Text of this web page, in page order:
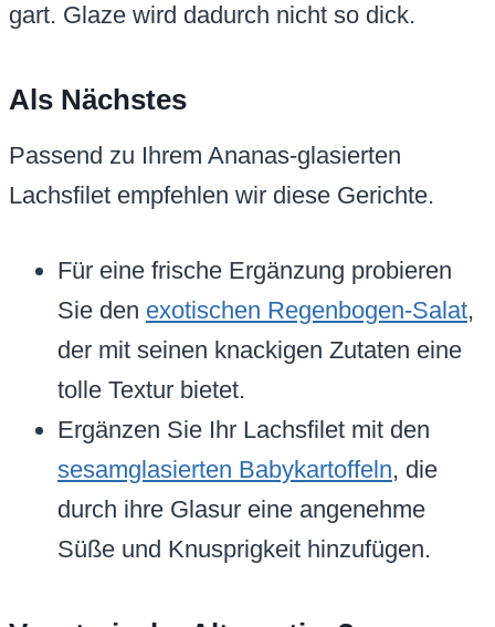
gart. Glaze wird dadurch nicht so dick.
Als Nächstes
Passend zu Ihrem Ananas-glasierten
Lachsfilet empfehlen wir diese Gerichte.
Für eine frische Ergänzung probieren
Sie den exotischen Regenbogen-Salat,
der mit seinen knackigen Zutaten eine
tolle Textur bietet.
Ergänzen Sie Ihr Lachsfilet mit den
sesamglasierten Babykartoffeln, die
durch ihre Glasur eine angenehme
Süße und Knusprigkeit hinzufügen.